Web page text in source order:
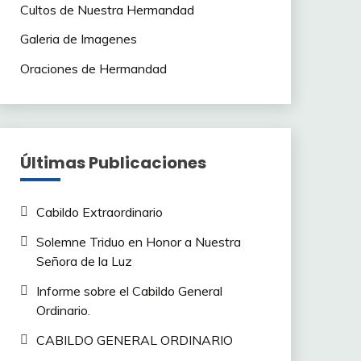
Cultos de Nuestra Hermandad
Galeria de Imagenes
Oraciones de Hermandad
Últimas Publicaciones
Cabildo Extraordinario
Solemne Triduo en Honor a Nuestra
Señora de la Luz
Informe sobre el Cabildo General
Ordinario.
CABILDO GENERAL ORDINARIO